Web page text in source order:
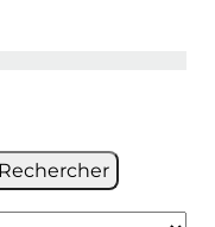
Rechercher